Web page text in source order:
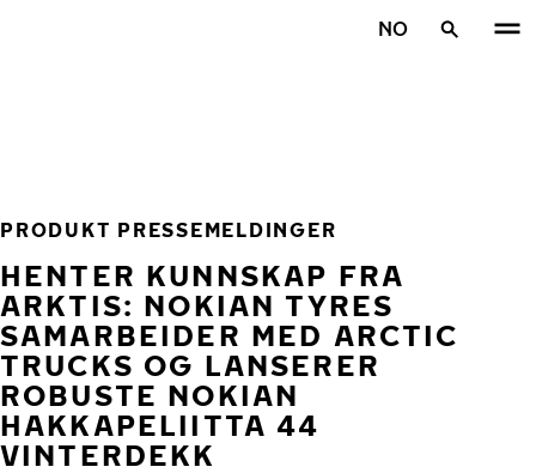
NO
PRODUKT PRESSEMELDINGER
HENTER KUNNSKAP FRA
ARKTIS: NOKIAN TYRES
SAMARBEIDER MED ARCTIC
TRUCKS OG LANSERER
ROBUSTE NOKIAN
HAKKAPELIITTA 44
VINTERDEKK